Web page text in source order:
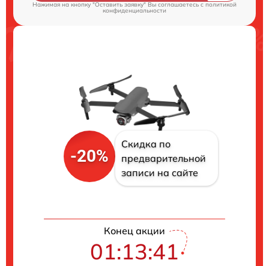
Нажимая на кнопку "Оставить заявку" Вы соглашаетесь c политикой
конфиденциальности
-20%
Скидка по
предварительной
записи на сайте
Конец акции
01:13:41